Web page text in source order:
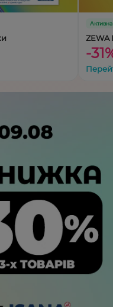
Активна
ZEWA
-